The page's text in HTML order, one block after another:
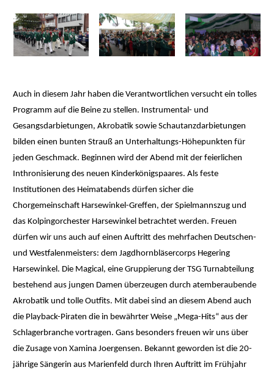
Auch in diesem Jahr haben die Verantwortlichen versucht ein tolles
Programm auf die Beine zu stellen. Instrumental- und
Gesangsdarbietungen, Akrobatik sowie Schautanzdarbietungen
bilden einen bunten Strauß an Unterhaltungs-Höhepunkten für
jeden Geschmack. Beginnen wird der Abend mit der feierlichen
Inthronisierung des neuen Kinderkönigspaares. Als feste
Institutionen des Heimatabends dürfen sicher die
Chorgemeinschaft Harsewinkel-Greffen, der Spielmannszug und
das Kolpingorchester Harsewinkel betrachtet werden. Freuen
dürfen wir uns auch auf einen Auftritt des mehrfachen Deutschen-
und Westfalenmeisters: dem Jagdhornbläsercorps Hegering
Harsewinkel. Die Magical, eine Gruppierung der TSG Turnabteilung
bestehend aus jungen Damen überzeugen durch atemberaubende
Akrobatik und tolle Outfits. Mit dabei sind an diesem Abend auch
die Playback-Piraten die in bewährter Weise „Mega-Hits“ aus der
Schlagerbranche vortragen. Gans besonders freuen wir uns über
die Zusage von Xamina Joergensen. Bekannt geworden ist die 20-
jährige Sängerin aus Marienfeld durch Ihren Auftritt im Frühjahr